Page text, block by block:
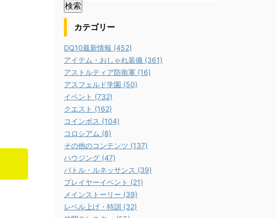
カテゴリー
DQ10最新情報 (452)
アイテム・おしゃれ装備 (361)
アストルティア防衛軍 (16)
アスフェルド学園 (50)
イベント (732)
クエスト (162)
コインボス (104)
コロシアム (8)
その他のコンテンツ (137)
ハウジング (47)
バトル・ルネッサンス (39)
プレイヤーイベント (21)
メインストーリー (39)
レベル上げ・特訓 (32)